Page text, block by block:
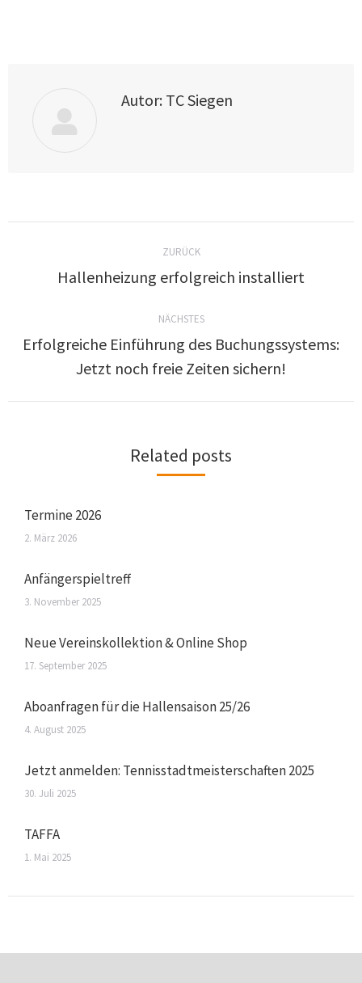
Autor: TC Siegen
ZURÜCK
Hallenheizung erfolgreich installiert​
NÄCHSTES
Erfolgreiche Einführung des Buchungssystems:
Jetzt noch freie Zeiten sichern!
Related posts
Termine 2026
2. März 2026
Anfängerspieltreff
3. November 2025
Neue Vereinskollektion & Online Shop
17. September 2025
Aboanfragen für die Hallensaison 25/26
4. August 2025
Jetzt anmelden: Tennisstadtmeisterschaften 2025
30. Juli 2025
TAFFA
1. Mai 2025